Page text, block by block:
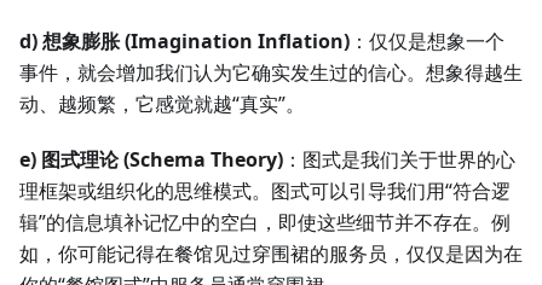
d) 想象膨胀 (Imagination Inflation) ：仅仅是想象一个
事件，就会增加我们认为它确实发生过的信心。想象得越生
动、越频繁，它感觉就越“真实”。
e) 图式理论 (Schema Theory) ：图式是我们关于世界的心
理框架或组织化的思维模式。图式可以引导我们用“符合逻
辑”的信息填补记忆中的空白，即使这些细节并不存在。例
如，你可能记得在餐馆见过穿围裙的服务员，仅仅是因为在